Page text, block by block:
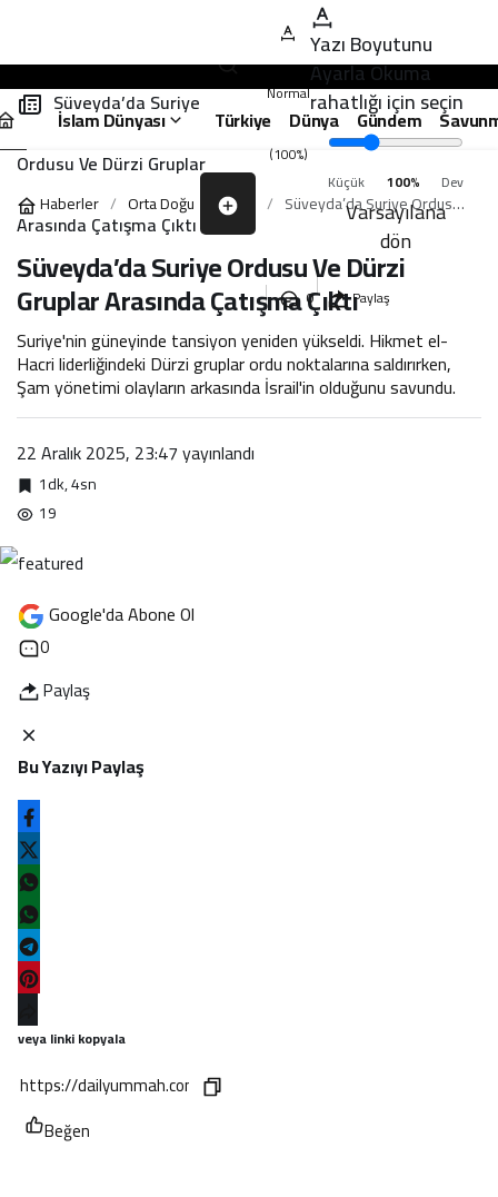
temas ihtimali masada
Mod
Popüler
Namaz Vakitleri
Puan Durumu
Döviz Kurları
Piyasanın kalbine yakından göz atın.
Altın Fiyatları
Canlı Tv
İslam Dünyası Türkiye Dünya Gündem
Haberler Orta Doğu
Süveyda’da Suriye Ordusu
Ve Dürzi Gruplar Arasında
Çatışma Çıktı
Süveyda’da Suriye Ordusu Ve Dürzi
Gruplar Arasında Çatışma Çıktı
Suriye'nin güneyinde tansiyon yeniden yükseldi. Hikmet el-
Hacri liderliğindeki Dürzi gruplar ordu noktalarına saldırırken,
Şam yönetimi olayların arkasında İsrail'in olduğunu savundu.
22 Aralık 2025, 23:47yayınlandı
1dk, 4sn
19
Google'da Abone Ol
0
Paylaş
Bu Yazıyı Paylaş
veya linki kopyala
Beğen
Süveyda’da Suriye
Ordusu Ve Dürzi Gruplar
Arasında Çatışma Çıktı
Normal
(100%)
Yazı Boyutunu
AyarlaOkuma
rahatlığı için seçin
Küçük 100% Dev
Varsayılana
dön
0 Paylaş